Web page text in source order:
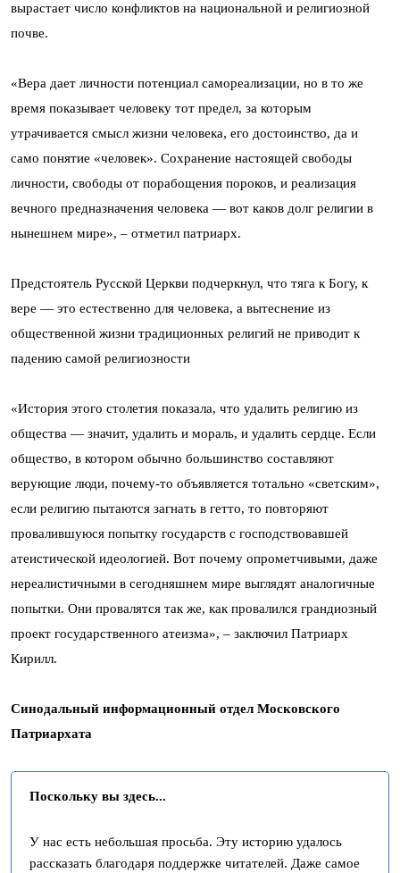
вырастает число конфликтов на национальной и религиозной
почве.
«Вера дает личности потенциал самореализации, но в то же
время показывает человеку тот предел, за которым
утрачивается смысл жизни человека, его достоинство, да и
само понятие «человек». Сохранение настоящей свободы
личности, свободы от порабощения пороков, и реализация
вечного предназначения человека — вот каков долг религии в
нынешнем мире», – отметил патриарх.
Предстоятель Русской Церкви подчеркнул, что тяга к Богу, к
вере — это естественно для человека, а вытеснение из
общественной жизни традиционных религий не приводит к
падению самой религиозности
«История этого столетия показала, что удалить религию из
общества — значит, удалить и мораль, и удалить сердце. Если
общество, в котором обычно большинство составляют
верующие люди, почему-то объявляется тотально «светским»,
если религию пытаются загнать в гетто, то повторяют
провалившуюся попытку государств с господствовавшей
атеистической идеологией. Вот почему опрометчивыми, даже
нереалистичными в сегодняшнем мире выглядят аналогичные
попытки. Они провалятся так же, как провалился грандиозный
проект государственного атеизма», – заключил Патриарх
Кирилл.
Синодальный информационный отдел Московского
Патриархата
Поскольку вы здесь...
У нас есть небольшая просьба. Эту историю удалось
рассказать благодаря поддержке читателей. Даже самое